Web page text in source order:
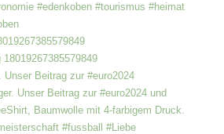
Unser Beitrag zur #euro2024